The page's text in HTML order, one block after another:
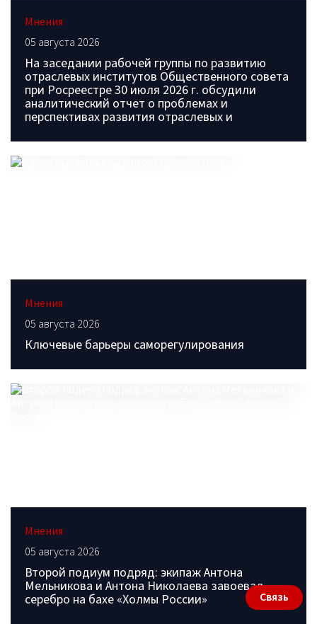
Мнения
05 августа 2026
На заседании рабочей группы по развитию
отраслевых институтов Общественного совета
при Росреестре 30 июля 2026 г. обсудили
аналитический отчет о проблемах и
перспективах развития отраслевых и
Мнения
05 августа 2026
Ключевые барьеры саморегулирования
Мнения
05 августа 2026
Второй подиум подряд: экипаж Антона
Мельникова и Антона Николаева завоевал
серебро на бахе «Холмы России» Связь